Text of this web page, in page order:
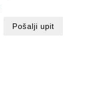
Pošalji upit